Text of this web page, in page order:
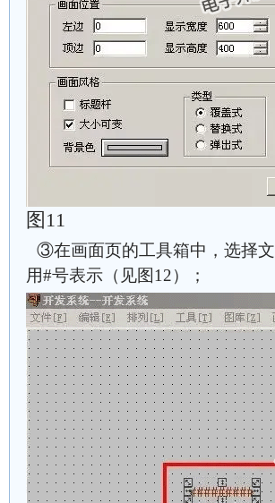
图11
③在画面页的工具箱中，选择
用#号表示（见图12）；